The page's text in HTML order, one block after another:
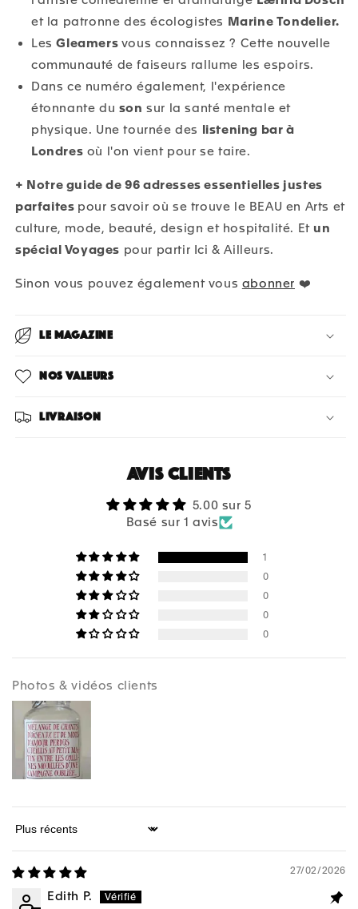
et la patronne des écologistes Marine Tondelier.
LesGleamers vous connaissez ? Cette nouvelle
communauté de faiseurs rallume les espoirs.
Dans ce numéro également, l'expérience
étonnante du son sur la santé mentale et
physique. Une tournée des listening bar à
Londres où l'on vient pour se taire.
+ Notre guide de 96 adresses essentielles justes
parfaites pour savoir où se trouve le BEAU en Arts et
culture, mode, beauté, design et hospitalité. Et un
spécial Voyages pour partir Ici & Ailleurs.
Sinon vous pouvez également vous abonner ❤️
Le magazine
Nos valeurs
Livraison
Avis clients
5.00 sur 5
Basé sur 1 avis
1
0
0
0
0
Photos & vidéos clients
Sort by
27/02/2026
Edith P.